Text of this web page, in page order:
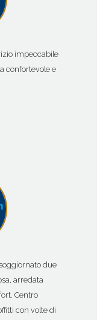
impeccabile
confortevole e
due
arredata
Centro
con volte di